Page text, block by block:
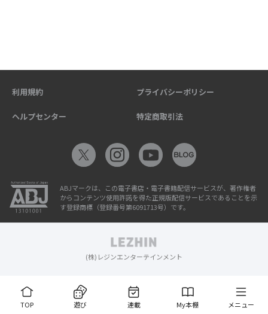
TOP 遊び 連載 My本棚 メニュー
利用規約 プライバシーポリシー
ヘルプセンター 特定商取引法
ABJマークは、この電子書店・電子書籍配信サービスが、著作権者
からコンテンツ使用許諾を得た正規版配信サービスであることを示
す登録商標（登録番号第6091713号）です。
(株)レジンエンターテインメント